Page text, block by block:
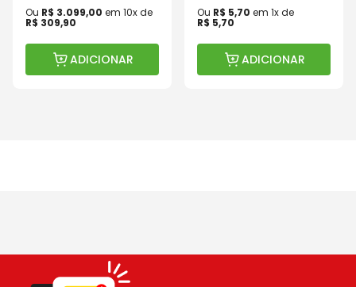
Ou R$ 3.099,00 em 10x de
R$ 309,90
ADICIONAR
Ou R$ 5,70 em 1x de
R$ 5,70
ADICIONAR